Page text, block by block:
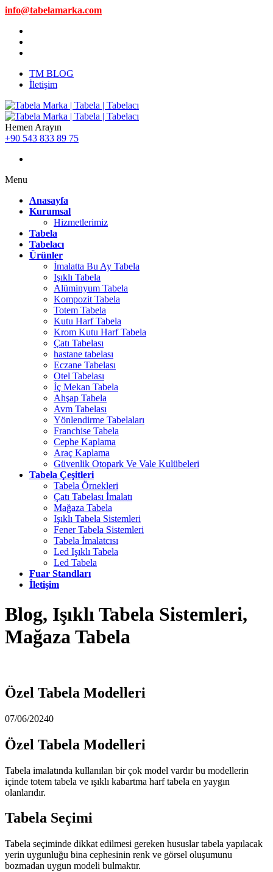
info@tabelamarka.com
TM BLOG
İletişim
Hemen Arayın
+90 543 833 89 75
Menu
Anasayfa
Kurumsal
Hizmetlerimiz
Tabela
Tabelacı
Ürünler
İmalatta Bu Ay Tabela
Işıklı Tabela
Alüminyum Tabela
Kompozit Tabela
Totem Tabela
Kutu Harf Tabela
Krom Kutu Harf Tabela
Çatı Tabelası
hastane tabelası
Eczane Tabelası
Otel Tabelası
İç Mekan Tabela
Ahşap Tabela
Avm Tabelası
Yönlendirme Tabelaları
Franchise Tabela
Cephe Kaplama
Araç Kaplama
Güvenlik Otopark Ve Vale Kulübeleri
Tabela Çeşitleri
Tabela Örnekleri
Çatı Tabelası İmalatı
Mağaza Tabela
Işıklı Tabela Sistemleri
Fener Tabela Sistemleri
Tabela İmalatcısı
Led Işıklı Tabela
Led Tabela
Fuar Standları
İletişim
Blog, Işıklı Tabela Sistemleri,
Mağaza Tabela
Özel Tabela Modelleri
07/06/20240
Özel Tabela Modelleri
Tabela imalatında kullanılan bir çok model vardır bu modellerin
içinde totem tabela ve ışıklı kabartma harf tabela en yaygın
olanlarıdır.
Tabela Seçimi
Tabela seçiminde dikkat edilmesi gereken hususlar tabela yapılacak
yerin uygunluğu bina cephesinin renk ve görsel oluşumunu
bozmadan uygun modeli bulmaktır.